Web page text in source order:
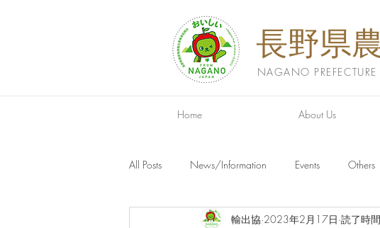
長野県
NAGANO
Home About Us
All Posts News/Information Events Others
輸出協 2023年2月17日 読了時